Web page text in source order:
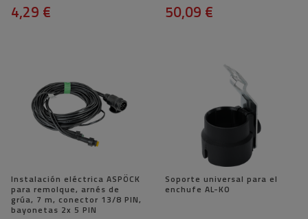
4,29 € 50,09 €
Instalación eléctrica ASPÖCK
para remolque, arnés de
grúa, 7 m, conector 13/8 PIN,
bayonetas 2x 5 PIN
Soporte universal para el
enchufe AL-KO